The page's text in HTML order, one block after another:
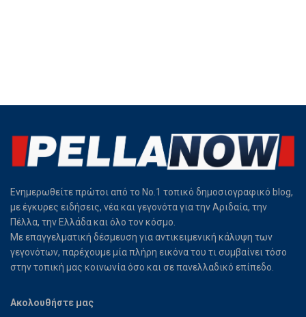
Ενημερωθείτε πρώτοι από το Νο.1 τοπικό δημοσιογραφικό blog,
με έγκυρες ειδήσεις, νέα και γεγονότα για την Αριδαία, την
Πέλλα, την Ελλάδα και όλο τον κόσμο.
Με επαγγελματική δέσμευση για αντικειμενική κάλυψη των
γεγονότων, παρέχουμε μία πλήρη εικόνα του τι συμβαίνει τόσο
στην τοπική μας κοινωνία όσο και σε πανελλαδικό επίπεδο.
Ακολουθήστε μας